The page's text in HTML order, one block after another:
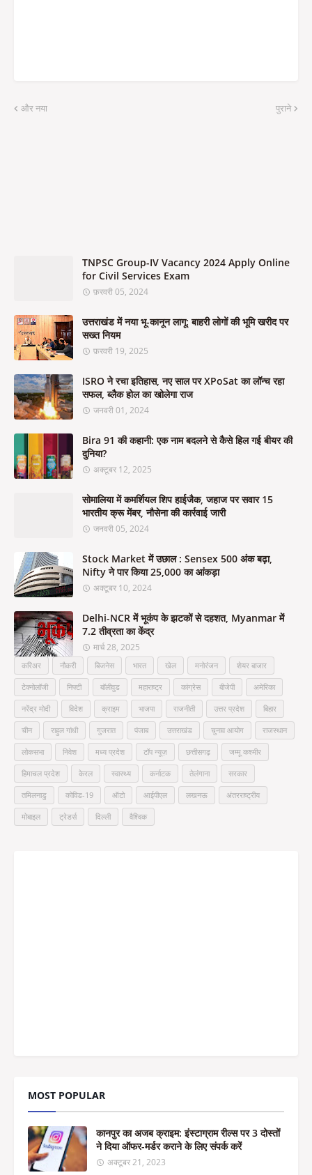
और नया पुराने
TNPSC Group-IV Vacancy 2024 Apply Online
for Civil Services Exam
फ़रवरी 05, 2024
उत्तराखंड में नया भू-कानून लागू: बाहरी लोगों की भूमि खरीद पर
सख्त नियम
फ़रवरी 19, 2025
ISRO ने रचा इतिहास, नए साल पर XPoSat का लॉन्च रहा
सफल, ब्लैक होल का खोलेगा राज
जनवरी 01, 2024
Bira 91 की कहानी: एक नाम बदलने से कैसे हिल गई बीयर की
दुनिया?
अक्टूबर 12, 2025
सोमालिया में कमर्शियल शिप हाईजैक, जहाज पर सवार 15
भारतीय क्रू मेंबर, नौसेना की कार्रवाई जारी
जनवरी 05, 2024
Stock Market में उछाल : Sensex 500 अंक बढ़ा,
Nifty ने पार किया 25,000 का आंकड़ा
अक्टूबर 10, 2024
Delhi-NCR में भूकंप के झटकों से दहशत, Myanmar में
7.2 तीव्रता का केंद्र
मार्च 28, 2025
करिअर नौकरी बिजनेस भारत खेल मनोरंजन शेयर बाजार
टेक्नोलॉजी निफ्टी बॉलीवुड महाराष्ट्र कांग्रेस बीजेपी अमेरिका
नरेंद्र मोदी विदेश क्राइम भाजपा राजनीती उत्तर प्रदेश बिहार
चीन राहुल गांधी गुजरात पंजाब उत्तराखंड चुनाव आयोग राजस्थान
लोकसभा निवेश मध्य प्रदेश टॉप न्यूज़ छत्तीसगढ़ जम्मू कश्मीर
हिमाचल प्रदेश केरल स्वास्थ्य कर्नाटक तेलंगाना सरकार
तमिलनाडु कोविड-19 ऑटो आईपीएल लखनऊ अंतरराष्ट्रीय
मोबाइल ट्रेडर्स दिल्ली वैश्विक
MOST POPULAR
कानपुर का अजब क्राइम: इंस्टाग्राम रील्स पर 3 दोस्तों
ने दिया ऑफर-मर्डर कराने के लिए संपर्क करें
अक्टूबर 21, 2023